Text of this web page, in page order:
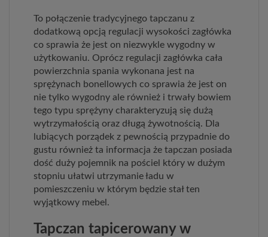
To połączenie tradycyjnego tapczanu z
dodatkową opcją regulacji wysokości zagłówka
co sprawia że jest on niezwykle wygodny w
użytkowaniu. Oprócz regulacji zagłówka cała
powierzchnia spania wykonana jest na
sprężynach bonellowych co sprawia że jest on
nie tylko wygodny ale również i trwały bowiem
tego typu sprężyny charakteryzują się dużą
wytrzymałością oraz długą żywotnością. Dla
lubiących porządek z pewnością przypadnie do
gustu również ta informacja że tapczan posiada
dość duży pojemnik na pościel który w dużym
stopniu ułatwi utrzymanie ładu w
pomieszczeniu w którym będzie stał ten
wyjątkowy mebel.
Tapczan tapicerowany w